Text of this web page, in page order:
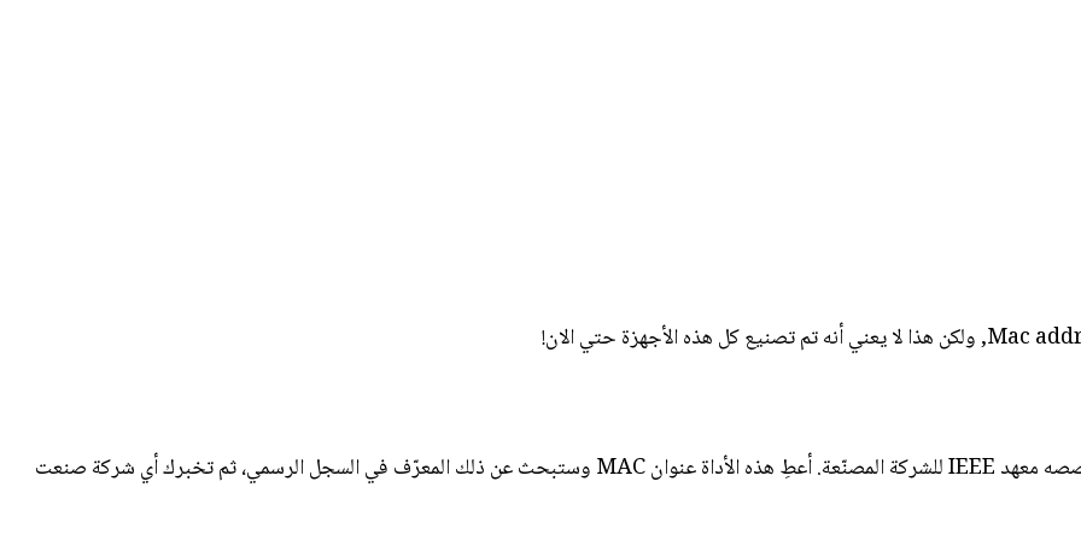
يبدأ عنوان MAC لكل جهاز شبكة بمعرّف OUI مكوّن من 3 بايتات يُخصصه معهد IEEE للشركة المصنّعة. أعطِ هذه الأداة عنوان MAC وستبحث عن ذلك المعرّف في السجل الرسمي، ثم تخبرك أي شركة صنعت